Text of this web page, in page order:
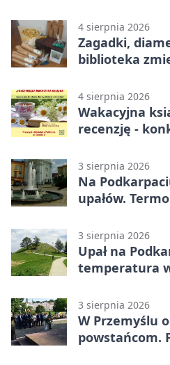
4 sierpnia 2026
Zagadki,
biblioteka
4 sierpnia 2026
Wakacyjna
recenzję -
3 sierpnia 2026
Na
upałów.
3 sierpnia 2026
Upał na
temperatura
3 sierpnia 2026
W Przemyślu
powstańcom.